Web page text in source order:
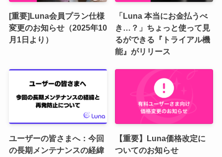
[重要]Luna会員プラン仕様
変更のお知らせ（2025年10
月1日より）
「Luna 本当にお金払うべ
き…？」ちょっと使って見
るができる『トライアル機
能』がリリース
ユーザーの皆さまへ：今回
の長期メンテナンスの経緯
【重要】Luna価格改定に
ついてのお知らせ